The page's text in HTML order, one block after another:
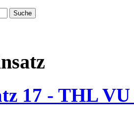
17 - THL